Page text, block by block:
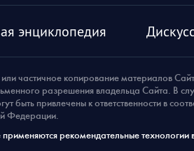
энциклопедия
частичное копирование материалов
разрешения владельца Сайта. В
быть привлечены к ответственности в
Федерации.
рекомендательные технологии в